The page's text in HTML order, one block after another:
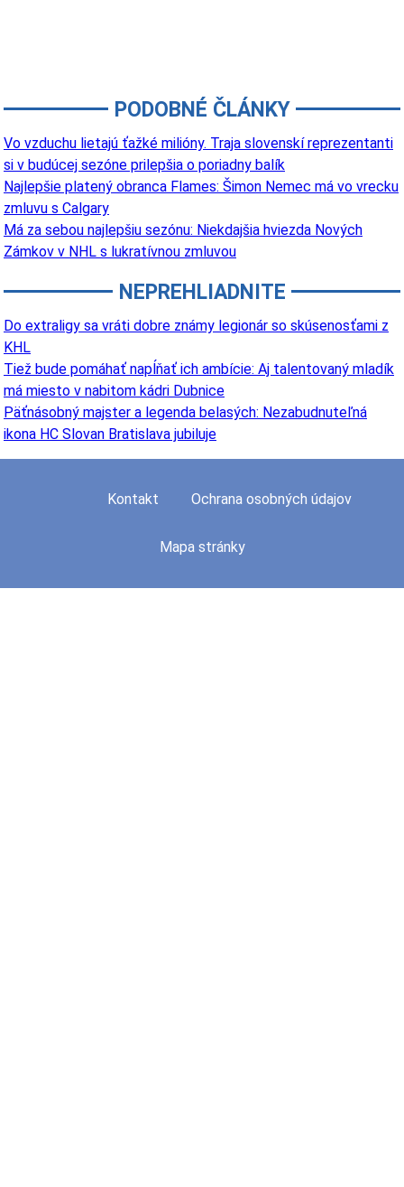
PODOBNÉ ČLÁNKY
Vo vzduchu lietajú ťažké milióny. Traja slovenskí reprezentanti
si v budúcej sezóne prilepšia o poriadny balík
Najlepšie platený obranca Flames: Šimon Nemec má vo vrecku
zmluvu s Calgary
Má za sebou najlepšiu sezónu: Niekdajšia hviezda Nových
Zámkov v NHL s lukratívnou zmluvou
NEPREHLIADNITE
Do extraligy sa vráti dobre známy legionár so skúsenosťami z
KHL
Tiež bude pomáhať napĺňať ich ambície: Aj talentovaný mladík
má miesto v nabitom kádri Dubnice
Päťnásobný majster a legenda belasých: Nezabudnuteľná
ikona HC Slovan Bratislava jubiluje
Kontakt Ochrana osobných údajov
Mapa stránky